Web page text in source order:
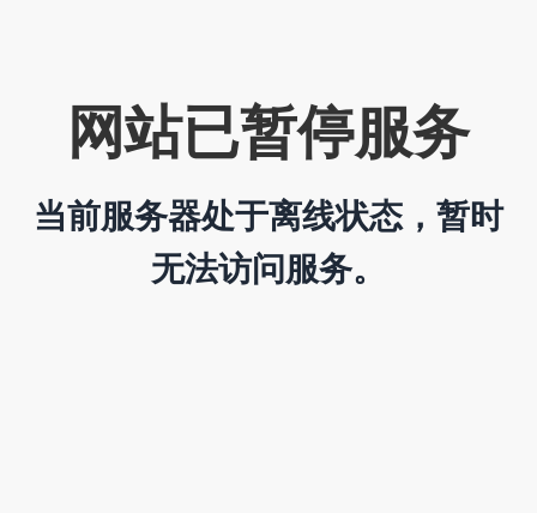
网站已暂停服务
当前服务器处于离线状态，暂时
无法访问服务。